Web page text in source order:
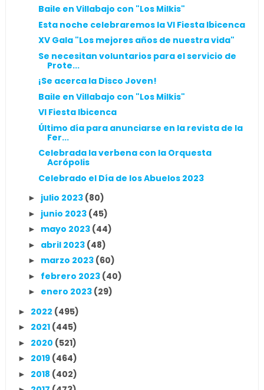
Baile en Villabajo con "Los Milkis"
Esta noche celebraremos la VI Fiesta Ibicenca
XV Gala "Los mejores años de nuestra vida"
Se necesitan voluntarios para el servicio de
Prote...
¡Se acerca la Disco Joven!
Baile en Villabajo con "Los Milkis"
VI Fiesta Ibicenca
Último día para anunciarse en la revista de la
Fer...
Celebrada la verbena con la Orquesta
Acrópolis
Celebrado el Día de los Abuelos 2023
► julio 2023 (80)
► junio 2023 (45)
► mayo 2023 (44)
► abril 2023 (48)
► marzo 2023 (60)
► febrero 2023 (40)
► enero 2023 (29)
► 2022 (495)
► 2021 (445)
► 2020 (521)
► 2019 (464)
► 2018 (402)